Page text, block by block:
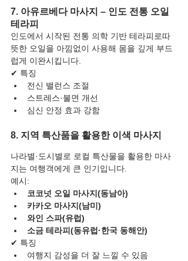
7. 아유르베다 마사지 – 인도 전통 오일
테라피
인도에서 시작된 전통 의학 기반 테라피로따
뜻한 오일을 아낌없이 사용해 몸을 깊게 부드
럽게 이완시킵니다.
✔ 특징
전신 밸런스 조절
스트레스·불면 개선
심신 안정 효과 강함
8. 지역 특산품을 활용한 이색 마사지
나라별·도시별로 로컬 특산물을 활용한 마사
지는 여행객에게 큰 인기입니다.
예시:
코코넛 오일 마사지(동남아)
카카오 마사지(남미)
와인 스파(유럽)
소금 테라피(동유럽·한국 동해안)
✔ 특징
여행지 감성을 더 잘 느낄 수 있음